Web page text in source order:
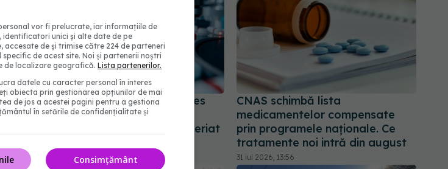
Pacienții ar putea avea acces
mai rapid la tratamente.
UNIFARM anunță un parteneriat
04 aug 2026, 12:30
CNAS schimbă lista
medicamentelor compensate
prin programele naționale. Ce
tratamente noi intră din august
31 iul 2026, 13:56
vor fi prelucrate, iar informațiile de
unici și alte date de pe
de și trimise către 224 de parteneri
de acest site. Noi și partenerii noștri
de localizare geografică. Lista partenerilor.
datele cu caracter personal în interes
obiecta prin gestionarea opțiunilor de mai
de jos a acestei pagini pentru a gestiona
în setările de confidențialitate și
Consimțământ